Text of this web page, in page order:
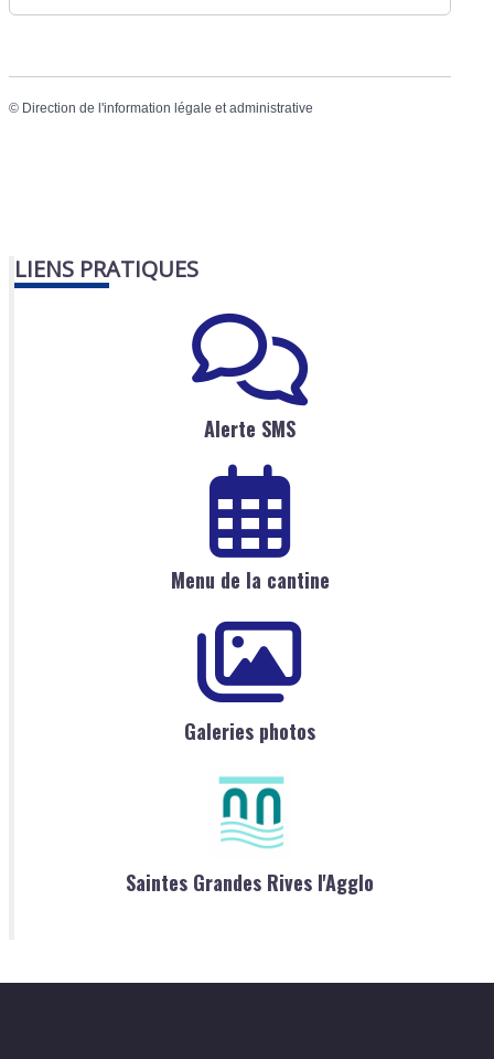
© Direction de l'information légale et administrative
LIENS PRATIQUES
Alerte SMS
Menu de la cantine
Galeries photos
Saintes Grandes Rives l'Agglo